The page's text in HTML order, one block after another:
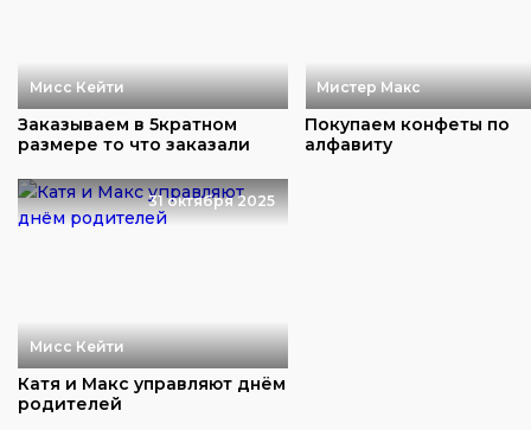
Мисс Кейти
Заказываем в 5кратном
размере то что заказали
Мистер Макс
Покупаем конфеты по
алфавиту
31 октября 2025
Мисс Кейти
Катя и Макс управляют днём
родителей